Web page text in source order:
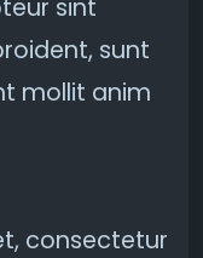
sint
sunt
mollit anim
consectetur